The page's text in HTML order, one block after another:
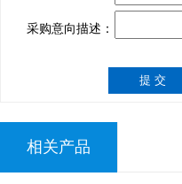
采购意向描述：
相关产品